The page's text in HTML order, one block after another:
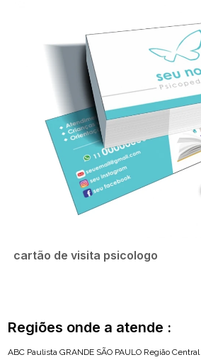
cartão de visita psicologo
Regiões onde a atende :
ABC Paulista GRANDE SÃO PAULO Região Central